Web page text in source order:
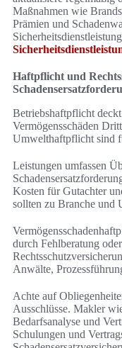
Maßnahmen wie
Prämien und
Haftpflicht und
Betriebshaftpflicht
Vermögensschäden
Umwelthaftpflicht sind
Leistungen umfassen
Kosten für Gutachter
sollten zu Branche und
durch Fehlberatung
Anwälte,
Achte auf
Ausschlüsse. Makler
Bedarfsanalyse und
Schulungen und